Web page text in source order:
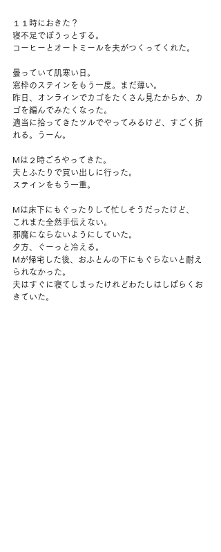
１１時におきた？
寝不足でぼうっとする。
コーヒーとオートミールを夫がつくってくれた。
曇っていて肌寒い日。
窓枠のステインをもう一度。まだ薄い。
昨日、オンラインでカゴをたくさん見たからか、カ
ゴを編んでみたくなった。
適当に拾ってきたツルでやってみるけど、すごく折
れる。うーん。
Mは２時ごろやってきた。
夫とふたりで買い出しに行った。
ステインをもう一重。
Mは床下にもぐったりして忙しそうだったけど、
これまた全然手伝えない。
邪魔にならないようにしていた。
夕方、ぐーっと冷える。
Mが帰宅した後、おふとんの下にもぐらないと耐え
られなかった。
夫はすぐに寝てしまったけれどわたしはしばらくお
きていた。